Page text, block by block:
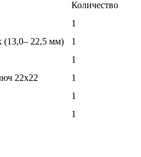
Количество
1
(13,0– 22,5 мм)
1
1
22х22
1
1
1